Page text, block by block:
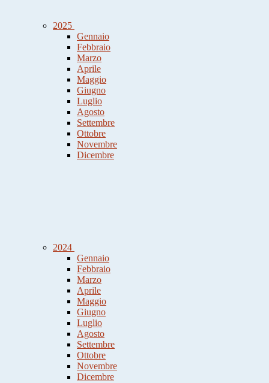
2025
Gennaio
Febbraio
Marzo
Aprile
Maggio
Giugno
Luglio
Agosto
Settembre
Ottobre
Novembre
Dicembre
2024
Gennaio
Febbraio
Marzo
Aprile
Maggio
Giugno
Luglio
Agosto
Settembre
Ottobre
Novembre
Dicembre